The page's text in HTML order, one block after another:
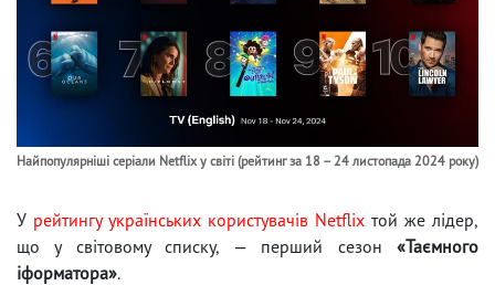
Найпопулярніші серіали Netflix у світі (рейтинг за 18 – 24 листопада 2024 року)
У рейтингу українських користувачів Netflix той же лідер,
що у світовому списку, — перший сезон «Таємного
іформатора».